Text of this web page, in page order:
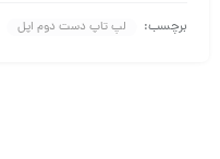
برچسب: لپ تاپ دست دوم اپل